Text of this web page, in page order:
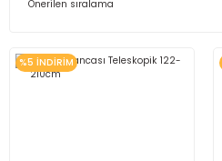
%5 İNDİRİM